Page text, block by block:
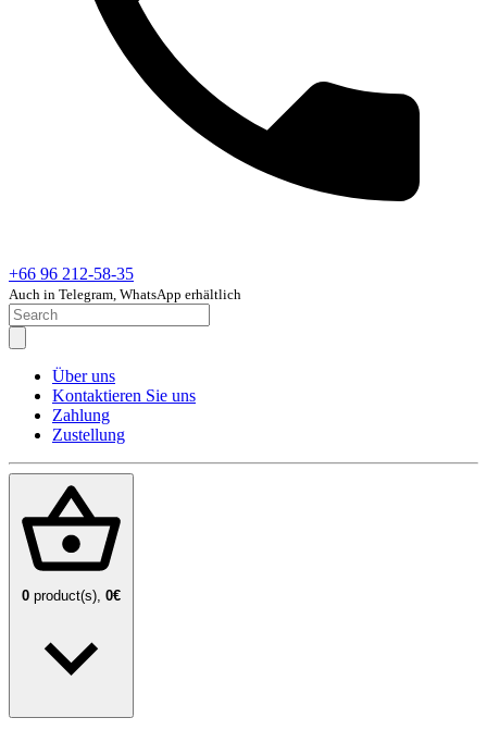
+66 96 212-58-35
Auch in Telegram, WhatsApp erhältlich
Über uns
Kontaktieren Sie uns
Zahlung
Zustellung
0 product(s), 0€